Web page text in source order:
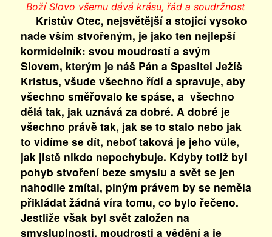
Boží Slovo všemu dává krásu, řád a soudržnost
Kristův Otec, nejsvětější a stojící vysoko
nade vším stvořeným, je jako ten nejlepší
kormidelník: svou moudrostí a svým
Slovem, kterým je náš Pán a Spasitel Ježíš
Kristus, všude všechno řídí a spravuje, aby
všechno směřovalo ke spáse, a všechno
dělá tak, jak uznává za dobré. A dobré je
všechno právě tak, jak se to stalo nebo jak
to vidíme se dít, neboť taková je jeho vůle,
jak jistě nikdo nepochybuje. Kdyby totiž byl
pohyb stvoření beze smyslu a svět se jen
nahodile zmítal, plným právem by se neměla
přikládat žádná víra tomu, co bylo řečeno.
Jestliže však byl svět založen na
smysluplnosti, moudrosti a vědění a je